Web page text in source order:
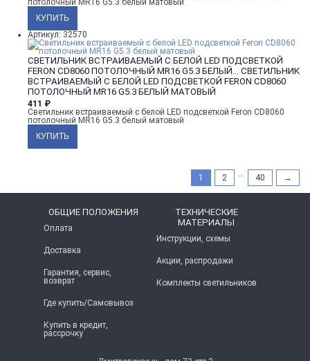
Артикул: 32570
СВЕТИЛЬНИК ВСТРАИВАЕМЫЙ С БЕЛОЙ LED ПОДСВЕТКОЙ
FERON CD8060 ПОТОЛОЧНЫЙ MR16 G5.3 БЕЛЫЙ...
СВЕТИЛЬНИК
ВСТРАИВАЕМЫЙ С БЕЛОЙ LED ПОДСВЕТКОЙ FERON CD8060
ПОТОЛОЧНЫЙ MR16 G5.3 БЕЛЫЙ МАТОВЫЙ
411 ₽
Светильник встраиваемый с белой LED подсветкой Feron CD8060
потолочный MR16 G5.3 белый матовый
1 2 40 →
ОБЩИЕ ПОЛОЖЕНИЯ
Оплата
Доставка
Гарантия, сервис,
возврат
Где купить/Самовывоз
Купить в кредит,
рассрочку
ТЕХНИЧЕСКИЕ
МАТЕРИАЛЫ
Инструкции, схемы
Акции, распродажи
Комплекты светильников